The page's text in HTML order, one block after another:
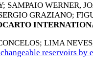
; SAMPAIO WERNER,
GRAZIANO;
; LIMA
reservoirs by